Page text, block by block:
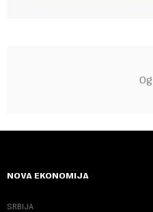
NOVA EKONOMIJA
SRBIJA